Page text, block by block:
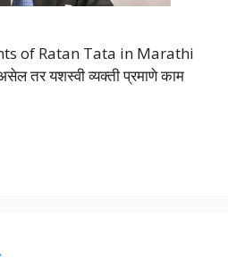
of Ratan Tata in Marathi
तर यशस्वी व्यक्ती प्रमाणे काम